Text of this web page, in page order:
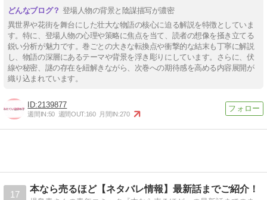
登場人物の背景と陰謀描写が濃密
異世界や花街を舞台にした壮大な物語の核心に迫る解説を特徴としていま
す。特に、登場人物の心理や策略に焦点を当て、読者の想像を掻き立てる
鋭い分析が魅力です。巻ごとの大きな転換点や衝撃的な結末も丁寧に解説
し、物語の深層にあるテーマや背景を浮き彫りにしています。さらに、伏
線や秘密、謎の存在を紐解きながら、次巻への期待感を高める内容展開が
織り込まれています。
2139877
週間IN:50 週間OUT:160 月間IN:270
17
本なら売るほど【ネタバレ情報】最新話までご紹介！